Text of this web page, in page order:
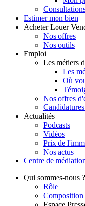
Estimer mon bien
Acheter Louer
Nos offres
Nos outils
Emploi
Les métiers
Les
Où
Nos offres
Actualités
Podcasts
Vidéos
Prix de
Nos actus
Centre de médiation
Qui sommes-nous ?
Rôle
Composition
Espace